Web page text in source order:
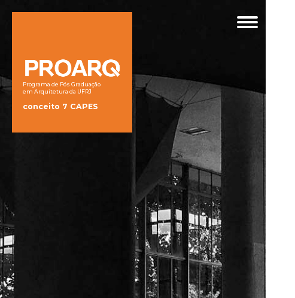
Programa de Pós Graduação
em Arquitetura da UFRJ
conceito 7 CAPES